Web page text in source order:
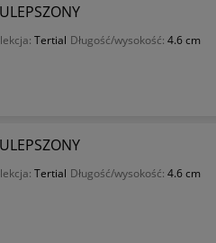
Tertial Długość/wysokość: 4.6 cm
Tertial Długość/wysokość: 4.6 cm